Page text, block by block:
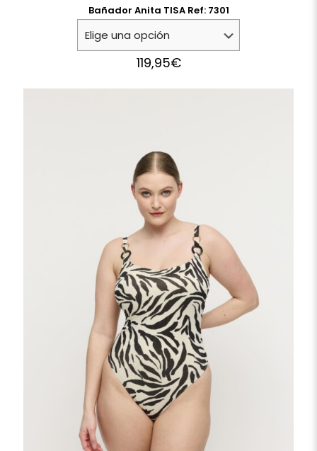
Bañador Anita TISA Ref: 7301
119,95€